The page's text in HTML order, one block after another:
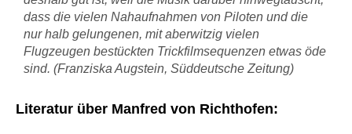
dass die vielen Nahaufnahmen von Piloten und die
nur halb gelungenen, mit aberwitzig vielen
Flugzeugen bestückten Trickfilmsequenzen etwas öde
sind. (Franziska Augstein, Süddeutsche Zeitung)
Literatur über Manfred von Richthofen: